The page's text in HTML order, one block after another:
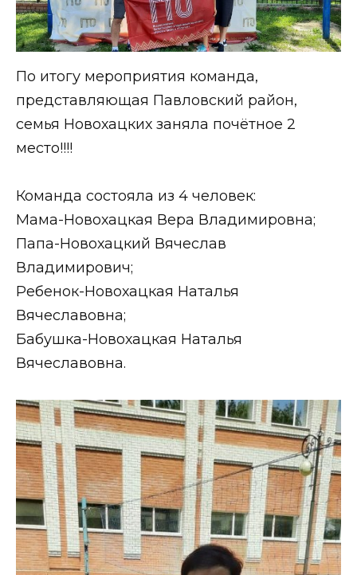
По итогу мероприятия команда,
представляющая Павловский район,
семья Новохацких заняла почётное 2
место!!!!
Команда состояла из 4 человек:
Мама-Новохацкая Вера Владимировна;
Папа-Новохацкий Вячеслав
Владимирович;
Ребенок-Новохацкая Наталья
Вячеславовна;
Бабушка-Новохацкая Наталья
Вячеславовна.